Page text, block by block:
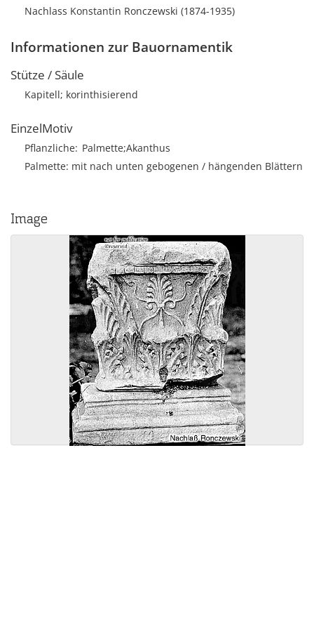
Nachlass Konstantin Ronczewski (1874-1935)
Informationen zur Bauornamentik
Stütze / Säule
Kapitell; korinthisierend
EinzelMotiv
Pflanzliche Palmette;Akanthus
Palmette: mit nach unten gebogenen / hängenden Blättern
Image